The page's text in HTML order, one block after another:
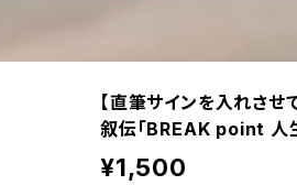
【直筆サインを入れさ
叙伝「BREAK point 人
¥1,500